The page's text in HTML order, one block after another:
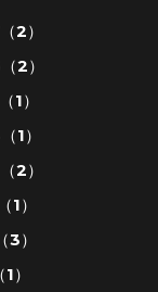
2）
2）
）
1）
2）
）
）
）